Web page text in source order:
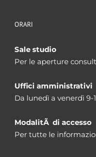
ORARI
Sale studio
Per le aperture
Uffici amministrativi
Da lunedì a venerdì 9-
ModalitÃ di accesso
Per tutte le